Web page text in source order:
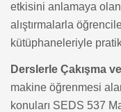
etkisini anlamaya
alıştırmalarla
kütüphaneleriyle
Derslerle Çakışma
makine öğrenmesi
konuları SEDS 537